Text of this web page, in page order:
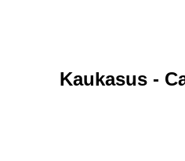
Kaukasus -